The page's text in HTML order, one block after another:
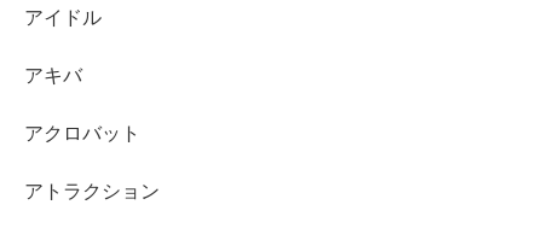
アイドル
アキバ
アクロバット
アトラクション